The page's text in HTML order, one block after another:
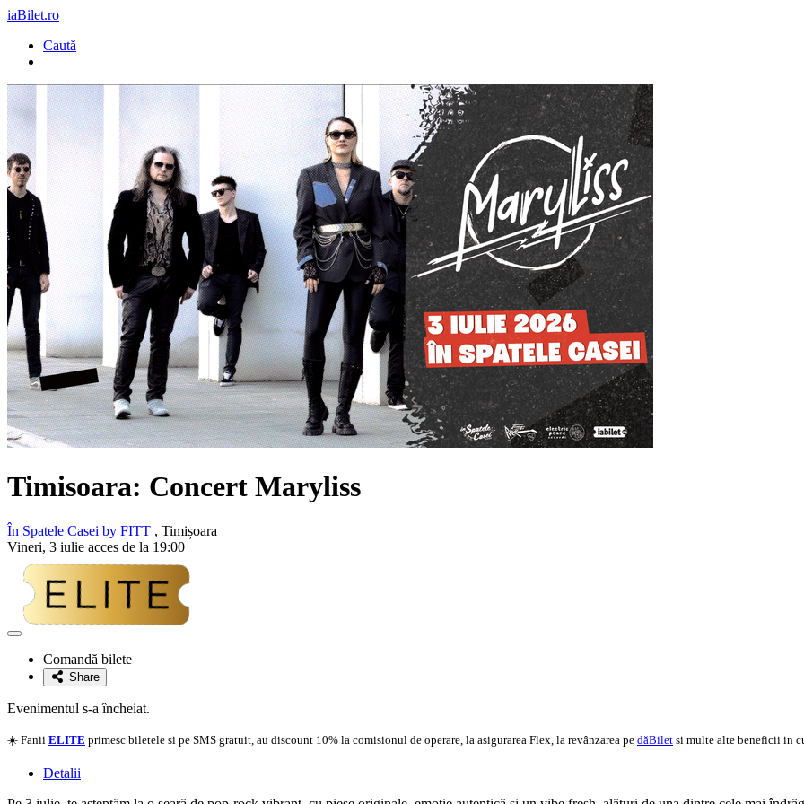
iaBilet.ro
Caută
Timisoara: Concert Maryliss
În Spatele Casei by FITT , Timișoara
Vineri, 3 iulie acces de la 19:00
Adaugă
favoriteComandă bilete
Share
Evenimentul s-a încheiat.
☀️ Fanii ELITE primesc biletele si pe SMS gratuit, au discount 10% la comisionul de operare, la asigurarea Flex, la revânzarea pe dăBilet si multe alte beneficii in
Detalii